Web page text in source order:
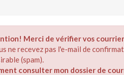
Merci de vérifier vos
ne recevez pas l'e-mail de
(spam).
consulter mon dossier de